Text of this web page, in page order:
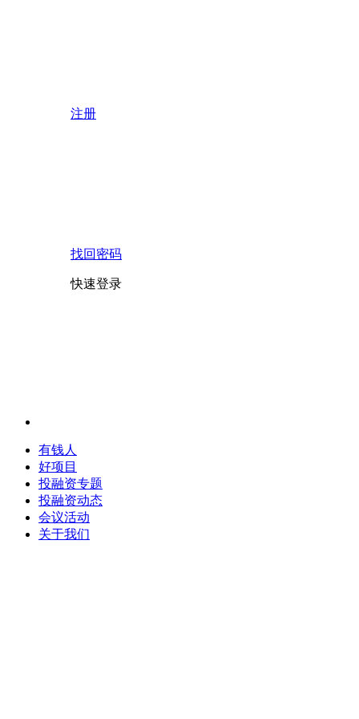
注册
找回密码
快速登录
有钱人
好项目
投融资专题
投融资动态
会议活动
关于我们